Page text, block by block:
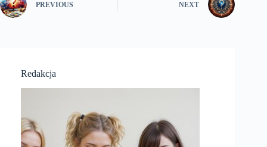
PREVIOUS NEXT
Redakcja